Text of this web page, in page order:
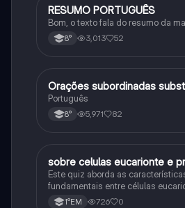
Português
RESUMO PORTUGUÊS
Bom, o texto fala do resumo da
8° 3,013 52
Português
Orações subordinadas
Português
8° 5,971 82
Biologia
sobre celulas eucarionte e
Este quiz aborda as
fundamentais entre células
procariontes.
1°EM 726 0